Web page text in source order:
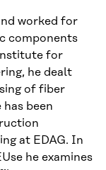
worked for
components
for
he dealt
of fiber
been
at EDAG. In
he examines